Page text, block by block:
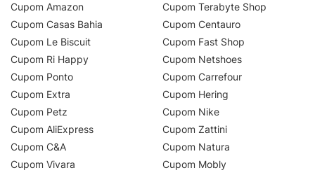
Cupom Amazon
Cupom Casas Bahia
Cupom Le Biscuit
Cupom Ri Happy
Cupom Ponto
Cupom Extra
Cupom Petz
Cupom AliExpress
Cupom C&A
Cupom Vivara
Cupom Terabyte Shop
Cupom Centauro
Cupom Fast Shop
Cupom Netshoes
Cupom Carrefour
Cupom Hering
Cupom Nike
Cupom Zattini
Cupom Natura
Cupom Mobly